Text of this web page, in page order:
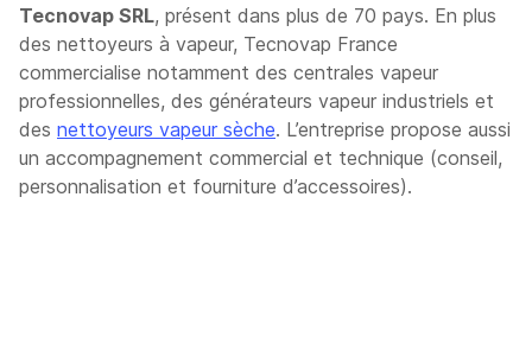
Tecnovap SRL, présent dans plus de 70 pays. En plus
des nettoyeurs à vapeur, Tecnovap France
commercialise notamment des centrales vapeur
professionnelles, des générateurs vapeur industriels et
des nettoyeurs vapeur sèche. L’entreprise propose aussi
un accompagnement commercial et technique (conseil,
personnalisation et fourniture d’accessoires).